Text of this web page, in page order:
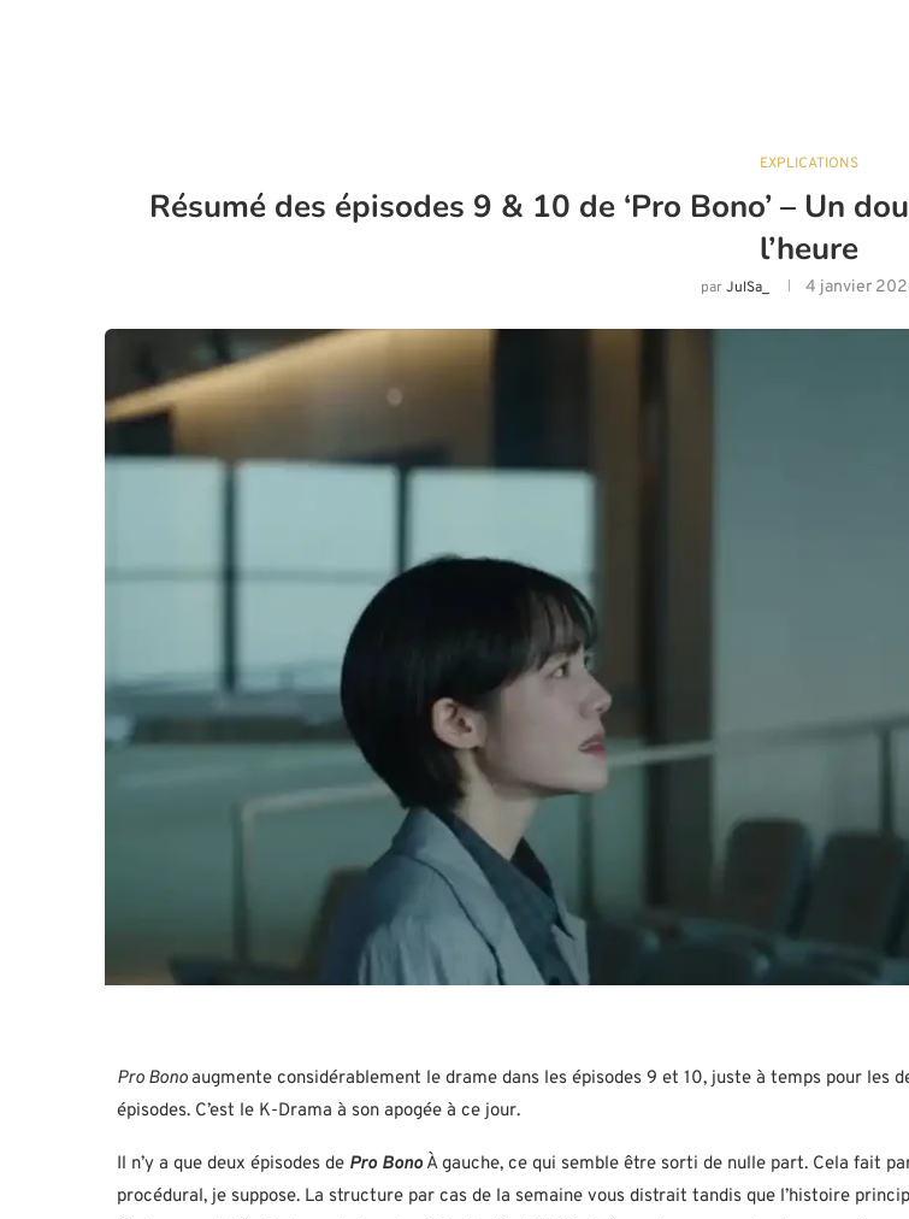
EXPLICATIONS
Résumé des épisodes 9 & 10 de ‘Pro Bono’ – Un
l’heure
parJulSa_ 4 janvier
Pro Bonoaugmente considérablement le drame dans les épisodes 9 et 10, juste à temps pour les
épisodes. C’est le K-Drama à son apogée à ce jour.
Il n’y a que deux épisodes de Pro Bono À gauche, ce qui semble être sorti de nulle part. Cela fait
procédural, je suppose. La structure par cas de la semaine vous distrait tandis que l’histoire